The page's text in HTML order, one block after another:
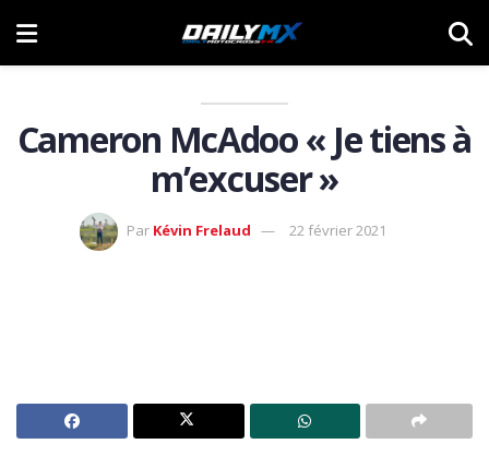
Cameron McAdoo « Je tiens à
m’excuser »
Par Kévin Frelaud 22 février 2021